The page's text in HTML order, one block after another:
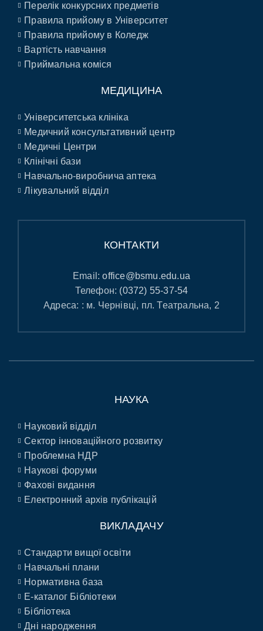
Перелік конкурсних предметів
Правила прийому в Університет
Правила прийому в Коледж
Вартість навчання
Приймальна коміся
МЕДИЦИНА
Університетська клініка
Медичний консультативний центр
Медичні Центри
Клінічні бази
Навчально-виробнича аптека
Лікувальний відділ
КОНТАКТИ
Email:office@bsmu.edu.ua
Телефон: (0372) 55-37-54
Адреса: : м. Чернівці, пл. Театральна, 2
НАУКА
Науковий відділ
Сектор інноваційного розвитку
Проблемна НДР
Наукові форуми
Фахові видання
Електронний архів публікацій
ВИКЛАДАЧУ
Стандарти вищої освіти
Навчальні плани
Нормативна база
E-каталог Бібліотеки
Бібліотека
Дні народження